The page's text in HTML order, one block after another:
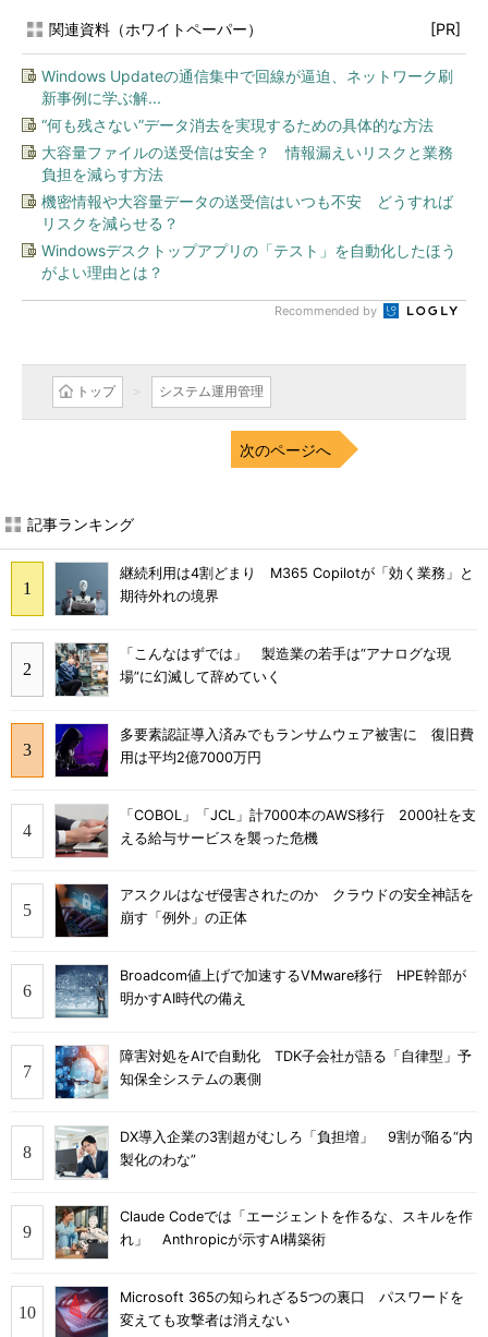
関連資料（ホワイトペーパー） [PR]
Windows Updateの通信集中で回線が逼迫、ネットワーク刷
新事例に学ぶ解...
“何も残さない”データ消去を実現するための具体的な方法
大容量ファイルの送受信は安全？ 情報漏えいリスクと業務
負担を減らす方法
機密情報や大容量データの送受信はいつも不安 どうすれば
リスクを減らせる？
Windowsデスクトップアプリの「テスト」を自動化したほう
がよい理由とは？
Recommended by
トップ システム運用管理
次のページへ
記事ランキング
継続利用は4割どまり M365 Copilotが「効く業務」と
期待外れの境界
「こんなはずでは」 製造業の若手は“アナログな現
場”に幻滅して辞めていく
多要素認証導入済みでもランサムウェア被害に 復旧費
用は平均2億7000万円
「COBOL」「JCL」計7000本のAWS移行 2000社を支
える給与サービスを襲った危機
アスクルはなぜ侵害されたのか クラウドの安全神話を
崩す「例外」の正体
Broadcom値上げで加速するVMware移行 HPE幹部が
明かすAI時代の備え
障害対処をAIで自動化 TDK子会社が語る「自律型」予
知保全システムの裏側
DX導入企業の3割超がむしろ「負担増」 9割が陥る“内
製化のわな”
Claude Codeでは「エージェントを作るな、スキルを作
れ」 Anthropicが示すAI構築術
Microsoft 365の知られざる5つの裏口 パスワードを
変えても攻撃者は消えない